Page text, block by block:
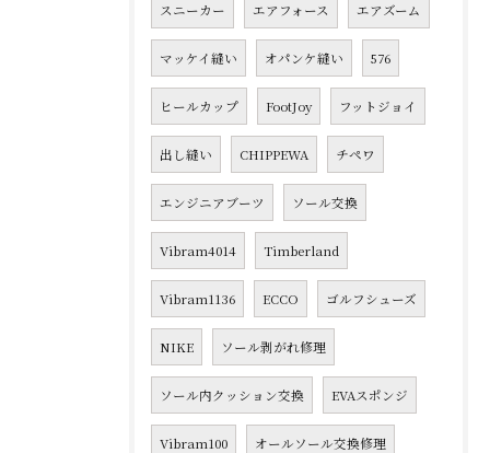
スニーカー エアフォース エアズーム
マッケイ縫い オパンケ縫い 576
ヒールカップ FootJoy フットジョイ
出し縫い CHIPPEWA チペワ
エンジニアブーツ ソール交換
Vibram4014 Timberland
Vibram1136 ECCO ゴルフシューズ
NIKE ソール剥がれ修理
ソール内クッション交換 EVAスポンジ
Vibram100 オールソール交換修理